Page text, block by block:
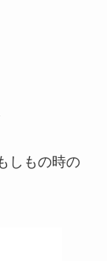
しもの時の